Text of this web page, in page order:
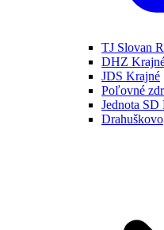
TJ Slovan
DHZ
JDS Krajné
Poľovné
Jednota SD
Drahuškovo